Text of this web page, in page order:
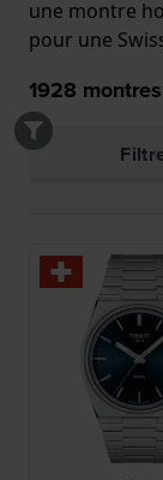
une montre
pour une
1928 montres